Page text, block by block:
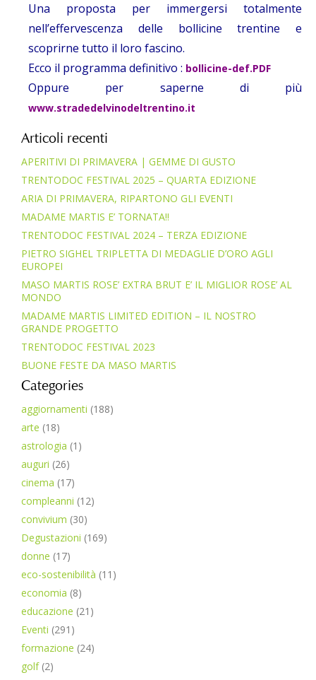
Una proposta per immergersi totalmente
nell’effervescenza delle bollicine trentine e
scoprirne tutto il loro fascino.
Ecco il programma definitivo : bollicine-def.PDF
Oppure per saperne di più
www.stradedelvinodeltrentino.it
Articoli recenti
APERITIVI DI PRIMAVERA | GEMME DI GUSTO
TRENTODOC FESTIVAL 2025 – QUARTA EDIZIONE
ARIA DI PRIMAVERA, RIPARTONO GLI EVENTI
MADAME MARTIS E’ TORNATA!!
TRENTODOC FESTIVAL 2024 – TERZA EDIZIONE
PIETRO SIGHEL TRIPLETTA DI MEDAGLIE D’ORO AGLI
EUROPEI
MASO MARTIS ROSE’ EXTRA BRUT E’ IL MIGLIOR ROSE’ AL
MONDO
MADAME MARTIS LIMITED EDITION – IL NOSTRO
GRANDE PROGETTO
TRENTODOC FESTIVAL 2023
BUONE FESTE DA MASO MARTIS
Categories
aggiornamenti (188)
arte (18)
astrologia (1)
auguri (26)
cinema (17)
compleanni (12)
convivium (30)
Degustazioni (169)
donne (17)
eco-sostenibilità (11)
economia (8)
educazione (21)
Eventi (291)
formazione (24)
golf(2)